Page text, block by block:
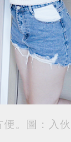
。圖：入伙